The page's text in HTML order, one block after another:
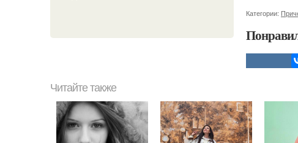
Категории:
Читайте также